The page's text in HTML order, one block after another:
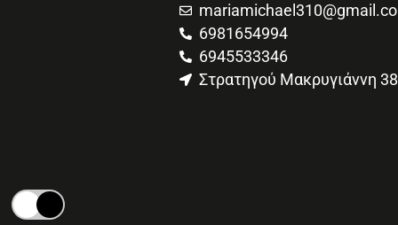
6981654994
6945533346
Στρατηγού Μακρυγιάννη